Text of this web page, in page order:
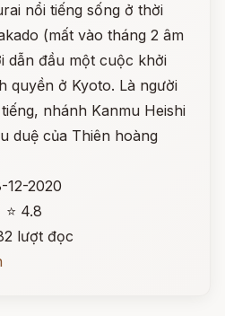
nổi tiếng sống ở thời
(mất vào tháng 2 âm
dẫn đầu một cuộc khởi
quyền ở Kyoto. Là người
nhánh Kanmu Heishi
duệ của Thiên hoàng
12-2020
⭐ 4.8
lượt đọc